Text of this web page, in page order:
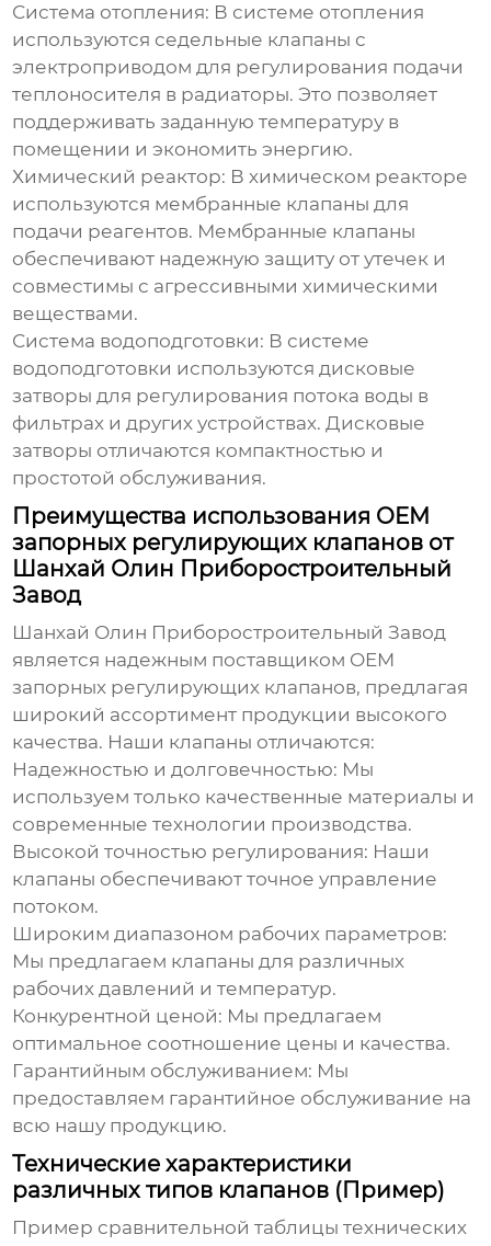
Система отопления: В системе отопления
используются седельные клапаны с
электроприводом для регулирования подачи
теплоносителя в радиаторы. Это позволяет
поддерживать заданную температуру в
помещении и экономить энергию.
Химический реактор: В химическом реакторе
используются мембранные клапаны для
подачи реагентов. Мембранные клапаны
обеспечивают надежную защиту от утечек и
совместимы с агрессивными химическими
веществами.
Система водоподготовки: В системе
водоподготовки используются дисковые
затворы для регулирования потока воды в
фильтрах и других устройствах. Дисковые
затворы отличаются компактностью и
простотой обслуживания.
Преимущества использования OEM
запорных регулирующих клапанов от
Шанхай Олин Приборостроительный
Завод
Шанхай Олин Приборостроительный Завод
является надежным поставщиком OEM
запорных регулирующих клапанов, предлагая
широкий ассортимент продукции высокого
качества. Наши клапаны отличаются:
Надежностью и долговечностью: Мы
используем только качественные материалы и
современные технологии производства.
Высокой точностью регулирования: Наши
клапаны обеспечивают точное управление
потоком.
Широким диапазоном рабочих параметров:
Мы предлагаем клапаны для различных
рабочих давлений и температур.
Конкурентной ценой: Мы предлагаем
оптимальное соотношение цены и качества.
Гарантийным обслуживанием: Мы
предоставляем гарантийное обслуживание на
всю нашу продукцию.
Технические характеристики
различных типов клапанов (Пример)
Пример сравнительной таблицы технических